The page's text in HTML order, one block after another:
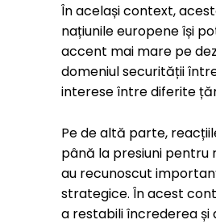
În același context,
națiunile europene își
accent mai mare pe
domeniul securității
interese între diferite
Pe de altă parte,
până la presiuni pentru
au recunoscut
strategice. În acest
a restabili încrederea și